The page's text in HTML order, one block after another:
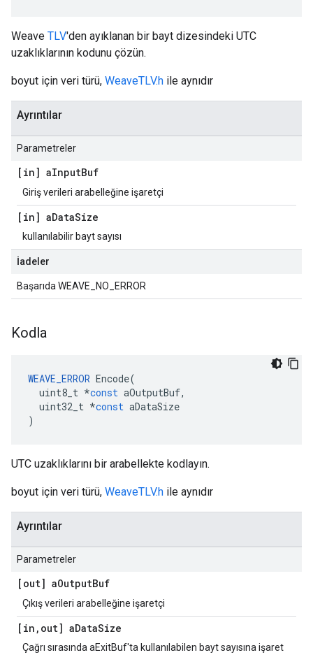
Weave TLV'den ayıklanan bir bayt dizesindeki UTC
uzaklıklarının kodunu çözün.
boyut için veri türü, WeaveTLV.h ile aynıdır
Ayrıntılar
Parametreler
[in] aInputBuf
Giriş verileri arabelleğine işaretçi
[in] aDataSize
kullanılabilir bayt sayısı
İadeler
Başarıda WEAVE_NO_ERROR
Kodla
WEAVE_ERROR Encode(
uint8_t *const aOutputBuf,
uint32_t *const aDataSize
)
UTC uzaklıklarını bir arabellekte kodlayın.
boyut için veri türü, WeaveTLV.h ile aynıdır
Ayrıntılar
Parametreler
[out] aOutputBuf
Çıkış verileri arabelleğine işaretçi
[in , out] aDataSize
Çağrı sırasında aExitBuf'ta kullanılabilen bayt sayısına işaret